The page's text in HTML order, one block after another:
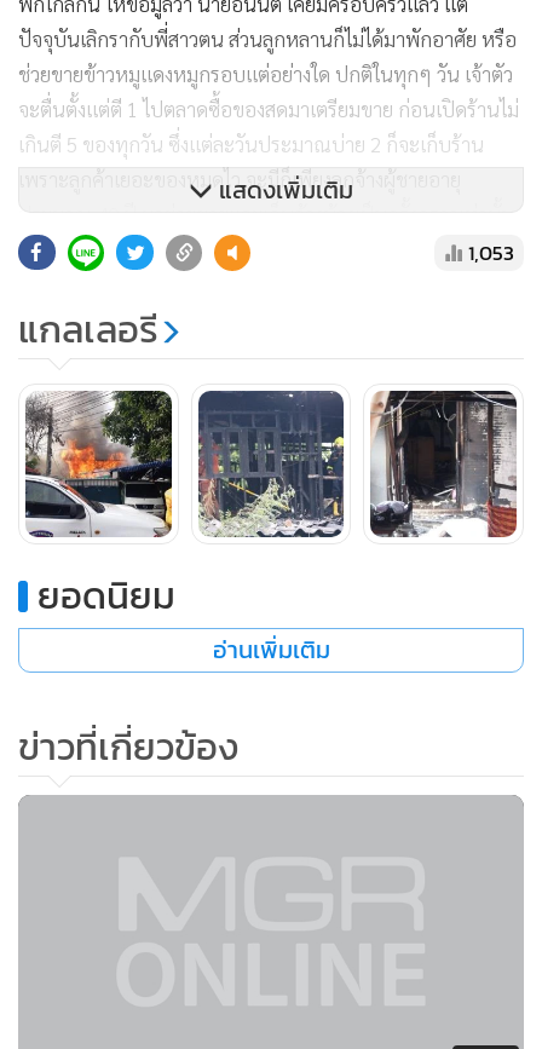
ปัจจุบันเลิกรากับพี่สาวตน ส่วนลูกหลานก็ไม่ได้มาพักอาศัย หรือ
ช่วยขายข้าวหมูแดงหมูกรอบแต่อย่างใด ปกติในทุกๆ วัน เจ้าตัว
จะตื่นตั้งแต่ตี 1 ไปตลาดซื้อของสดมาเตรียมขาย ก่อนเปิดร้านไม่
เกินตี 5 ของทุกวัน ซึ่งแต่ละวันประมาณบ่าย 2 ก็จะเก็บร้าน
เพราะลูกค้าเยอะของหมดไว จะมีก็เพียงลูกจ้างผู้ชายอายุ
ประมาณ 40 ปี มาช่วยขายและเก็บล้างบ้างเป็นครั้งคราวเท่านั้น
โดยก่อนเกิดเหตุ คาดว่า นายอนันต์ น่าจะหลับพักผ่อนอยู่ใน
ควันและหมดสติก่อนโดนไฟคลอกดังกล่าว
ทั้งนี้ มีรายงานว่า เมื่อประมาณปี 2560 นายอนันต์ ผู้เสียชีวิตและ
ภรรยา เคยเข้าร้องทุกข์กับเจ้าหน้าที่ตำรวจกองปราบปราม ให้
ช่วยตามหา น.ส.นันทิยา หรือ ออย แสงอุไร อายุ 37 ปี ลูกสาวที่
หายสาบสูญไป โดยเชื่อว่า การหายตัวไปของลูกสาวน่าจะ
เกี่ยวข้องกับ นายซีม่อน บินตัน อายุ 53 ปี ชาวอิสราเอล ผู้ต้องหา
ชาติ โบกปูนในท้องที่ สภ.บางบัวทอง เมื่อปี 2559 ซึ่งตั้งแต่ครั้ง
นั้นทางครอบครัวก็ยังไม่ได้ข่าวความคืบหน้าของ น.ส.นันทิยา อีก
เลย อย่างไรก็ตาม ภายหลังเกิดเหตุ ทั้งอดีตภรรยา ลูกชาย และ
พากันกอดคอร้องไห้ และไม่ประสงค์จะตอบคำถามกับสื่อมวลชน
แต่อย่างใด
แสดงเพิ่มเติม
1,053
แกลเลอรี
ยอดนิยม
อ่านเพิ่มเติม
ข่าวที่เกี่ยวข้อง